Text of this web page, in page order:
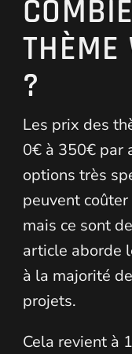
THÈME
?
Les prix des
0€ à 350€ par
options très
peuvent
mais ce sont
article aborde
à la majorité
projets.
Cela revient à